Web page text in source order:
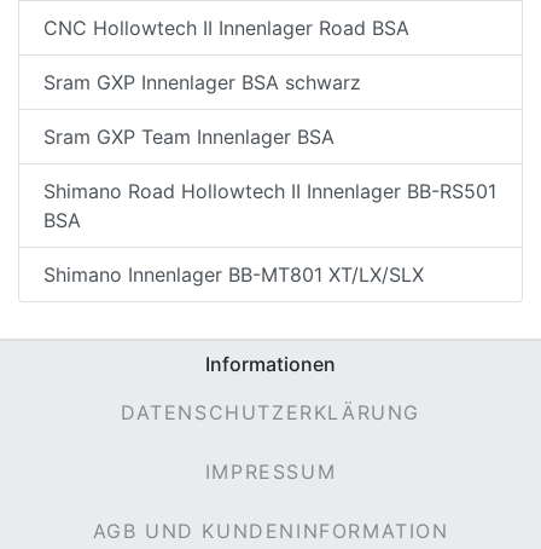
CNC Hollowtech II Innenlager Road BSA
Sram GXP Innenlager BSA schwarz
Sram GXP Team Innenlager BSA
Shimano Road Hollowtech II Innenlager BB-RS501
BSA
Shimano Innenlager BB-MT801 XT/LX/SLX
Informationen
DATENSCHUTZERKLÄRUNG
IMPRESSUM
AGB UND KUNDENINFORMATION